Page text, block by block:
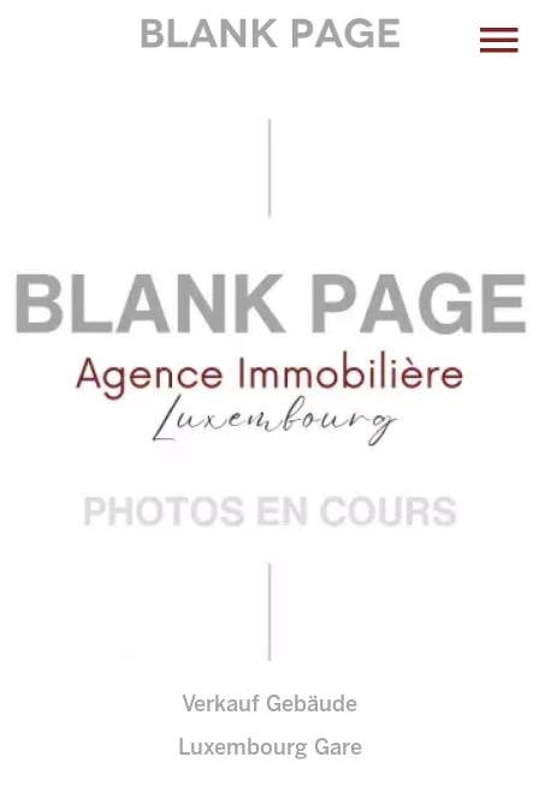
Verkauf Gebäude
Luxembourg Gare